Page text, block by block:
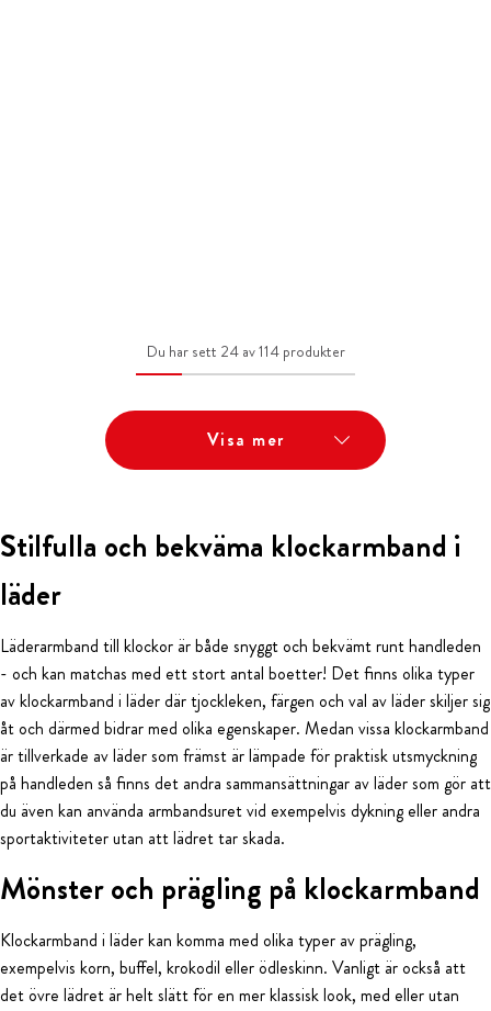
Du har sett 24 av 114 produkter
Visa mer
Stilfulla och bekväma klockarmband i
läder
Läderarmband till klockor är både snyggt och bekvämt runt handleden
- och kan matchas med ett stort antal boetter! Det finns olika typer
av klockarmband i läder där tjockleken, färgen och val av läder skiljer sig
åt och därmed bidrar med olika egenskaper. Medan vissa klockarmband
är tillverkade av läder som främst är lämpade för praktisk utsmyckning
på handleden så finns det andra sammansättningar av läder som gör att
du även kan använda armbandsuret vid exempelvis dykning eller andra
sportaktiviteter utan att lädret tar skada.
Mönster och prägling på klockarmband
Klockarmband i läder kan komma med olika typer av prägling,
exempelvis korn, buffel, krokodil eller ödleskinn. Vanligt är också att
det övre lädret är helt slätt för en mer klassisk look, med eller utan